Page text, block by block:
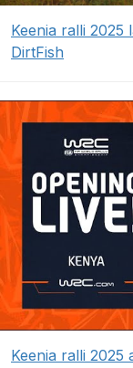
Keenia ralli 2025
DirtFish
Keenia ralli 2025